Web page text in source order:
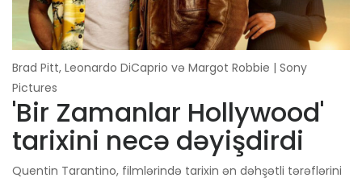
Brad Pitt, Leonardo DiCaprio və Margot Robbie | Sony
Pictures
'Bir Zamanlar Hollywood'
tarixini necə dəyişdirdi
Quentin Tarantino, filmlərində tarixin ən dəhşətli tərəflərini